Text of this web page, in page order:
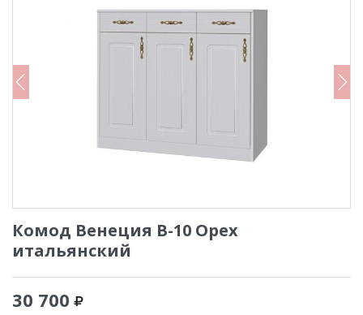
Комод Венеция В-10 Орех
итальянский
30 700